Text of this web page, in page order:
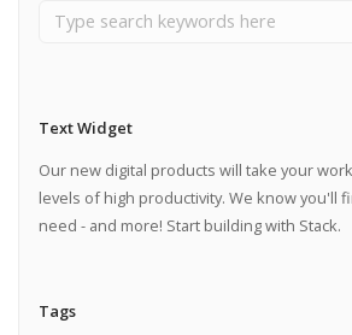
Text Widget
Our new digital products will take your
levels of high productivity. We know you'll
need - and more! Start building with Stack.
Tags